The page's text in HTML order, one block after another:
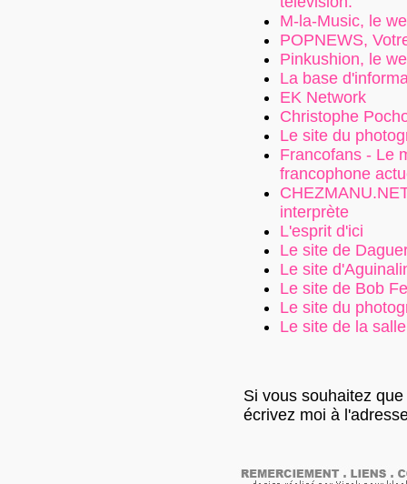
M-la-Music, le
POPNEWS,
Pinkushion, le
La base
EK Network
Christophe
Le site du
Francofans - Le
francophone
interprète
L'esprit d'ici
Le site de
Le site
Le site de Bob
Le site du
Le site de la
Si vous souhaitez
écrivez moi à